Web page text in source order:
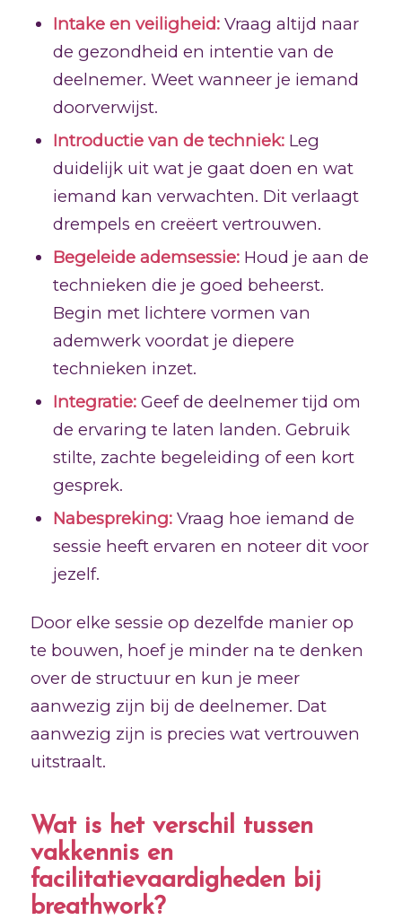
Intake en veiligheid:Vraag altijd naar
de gezondheid en intentie van de
deelnemer. Weet wanneer je iemand
doorverwijst.
Introductie van de techniek:Leg
duidelijk uit wat je gaat doen en wat
iemand kan verwachten. Dit verlaagt
drempels en creëert vertrouwen.
Begeleide ademsessie:Houd je aan de
technieken die je goed beheerst.
Begin met lichtere vormen van
ademwerk voordat je diepere
technieken inzet.
Integratie:Geef de deelnemer tijd om
de ervaring te laten landen. Gebruik
stilte, zachte begeleiding of een kort
gesprek.
Nabespreking:Vraag hoe iemand de
sessie heeft ervaren en noteer dit voor
jezelf.
Door elke sessie op dezelfde manier op
te bouwen, hoef je minder na te denken
over de structuur en kun je meer
aanwezig zijn bij de deelnemer. Dat
aanwezig zijn is precies wat vertrouwen
uitstraalt.
Wat is het verschil tussen
vakkennis en
facilitatievaardigheden bij
breathwork?